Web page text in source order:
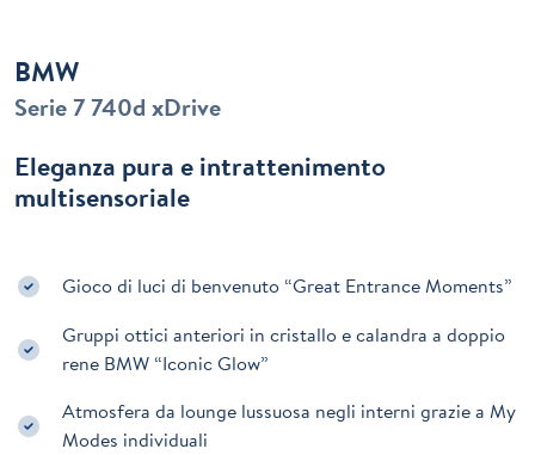
BMW
Serie 7 740d xDrive
Eleganza pura e intrattenimento
multisensoriale
Gioco di luci di benvenuto “Great Entrance Moments”
Gruppi ottici anteriori in cristallo e calandra a doppio
rene BMW “Iconic Glow”
Atmosfera da lounge lussuosa negli interni grazie a My
Modes individuali